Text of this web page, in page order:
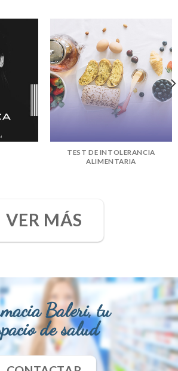
TEST DE INTOLERANCIA
ALIMENTARIA
VER MÁS
Baleri, tu
de salud